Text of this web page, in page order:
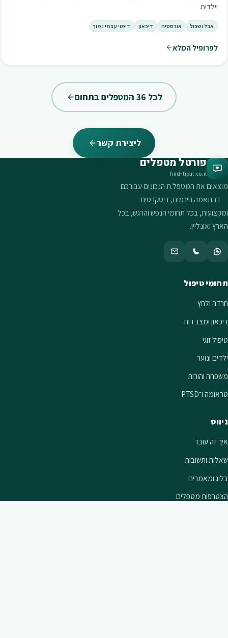
וילדים.
אבל ושכול אובססיה דיכאון דימוי עצמי נמוך
לפרופיל המלא
לכל 36 המטפלים בתחום
ליצירת קשר
פורטל מטפלים
find‑tipul.co.il
מוצאים את המטפל.ת הנכונים עבורכם
— בהתאמה חינמית, דיסקרטית
ומקצועית, בכל תחומי הנפש והרגש, בכל
הארץ ואונליין.
תחומי טיפול
חרדה ולחץ
דיכאון ומצב רוח
טיפול זוגי
ילדים ונוער
משפחה והורות
טראומה ו־PTSD
ניווט
איך זה עובד
שאלות ותשובות
בלוג ומאמרים
הצטרפות מטפלים